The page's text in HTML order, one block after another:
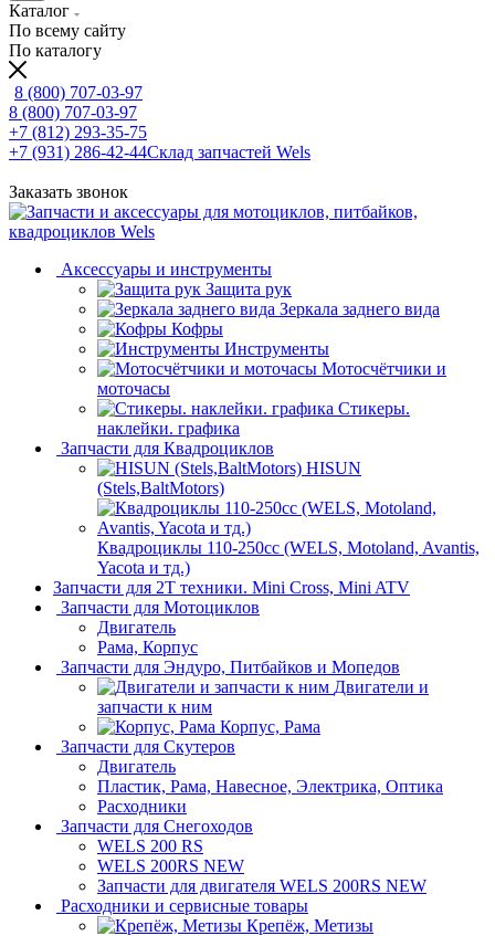
Каталог
По всему сайту
По каталогу
8 (800) 707-03-97
8 (800) 707-03-97
+7 (812) 293-35-75
+7 (931) 286-42-44Склад запчастей Wels
Заказать звонок
Аксессуары и инструменты
Защита рук
Зеркала заднего вида
Кофры
Инструменты
Мотосчётчики и
моточасы
Стикеры.
наклейки. графика
Запчасти для Квадроциклов
HISUN
(Stels,BaltMotors)
Квадроциклы 110-250сс (WELS, Motoland, Avantis,
Yacota и тд.)
Запчасти для 2T техники. Mini Cross, Mini ATV
Запчасти для Мотоциклов
Двигатель
Рама, Корпус
Запчасти для Эндуро, Питбайков и Мопедов
Двигатели и
запчасти к ним
Корпус, Рама
Запчасти для Скутеров
Двигатель
Пластик, Рама, Навесное, Электрика, Оптика
Расходники
Запчасти для Снегоходов
WELS 200 RS
WELS 200RS NEW
Запчасти для двигателя WELS 200RS NEW
Расходники и сервисные товары
Крепёж, Метизы